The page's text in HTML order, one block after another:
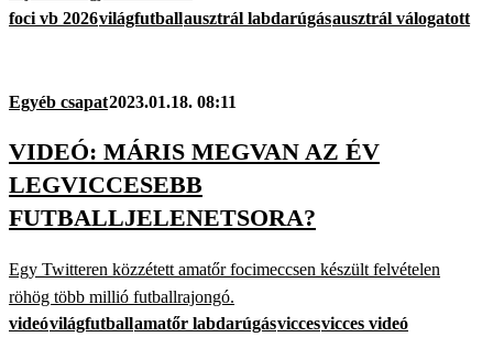
foci vb 2026világfutballausztrál labdarúgásausztrál válogatott
Egyéb csapat2023.01.18. 08:11
VIDEÓ: MÁRIS MEGVAN AZ ÉV
LEGVICCESEBB
FUTBALLJELENETSORA?
Egy Twitteren közzétett amatőr focimeccsen készült felvételen
röhög több millió futballrajongó.
videóvilágfutballamatőr labdarúgásviccesvicces videó